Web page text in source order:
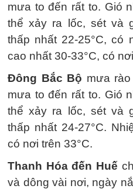
mưa to đến rất to. Gió
thể xảy ra lốc, sét và
thấp nhất 22-25°C, có
cao nhất 30-33°C, có
Đông Bắc Bộ mưa
mưa to đến rất to. Gió
thể xảy ra lốc, sét và
thấp nhất 24-27°C.
có nơi trên 33°C.
Thanh Hóa đến Huế
và dông vài nơi, ngày